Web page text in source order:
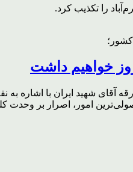
را تکذیب کرد.
خواهیم داشت
شهید ایران با اشاره به
امور، اصرار بر وحدت